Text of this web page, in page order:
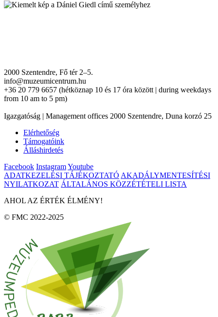
2000 Szentendre, Fő tér 2–5.
info@muzeumicentrum.hu
+36 20 779 6657 (hétköznap 10 és 17 óra között | during weekdays
from 10 am to 5 pm)
Igazgatóság | Management offices 2000 Szentendre, Duna korzó 25
Elérhetőség
Támogatóink
Álláshirdetés
Facebook InstagramYoutube
ADATKEZELÉSI TÁJÉKOZTATÓ AKADÁLYMENTESÍTÉSI
NYILATKOZAT ÁLTALÁNOS KÖZZÉTÉTELI LISTA
AHOL AZ ÉRTÉK ÉLMÉNY!
© FMC 2022-2025